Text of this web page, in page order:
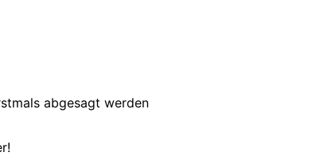
abgesagt werden